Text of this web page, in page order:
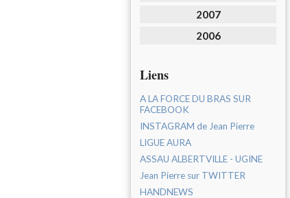
2007
2006
Liens
A LA FORCE DU BRAS SUR
FACEBOOK
INSTAGRAM de Jean Pierre
LIGUE AURA
ASSAU ALBERTVILLE - UGINE
Jean Pierre sur TWITTER
HANDNEWS